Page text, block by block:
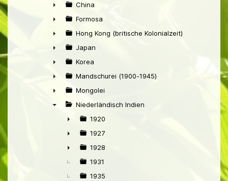
►
China
►
Formosa
►
Hong Kong (britische Kolonialzeit)
►
Japan
►
Korea
►
Mandschurei (1900-1945)
►
Mongolei
Niederländisch Indien
►
1920
►
1927
►
1928
1931
1935